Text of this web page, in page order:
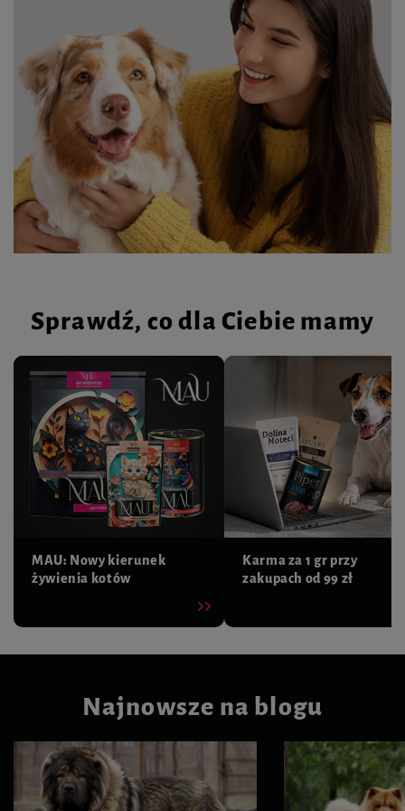
Sprawdź, co dla Ciebie mamy
MAU: Nowy kierunek
żywienia kotów
Karma za 1 gr przy
zakupach od 99 zł
Najnowsze na blogu